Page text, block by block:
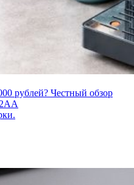
рублей? Честный обзор